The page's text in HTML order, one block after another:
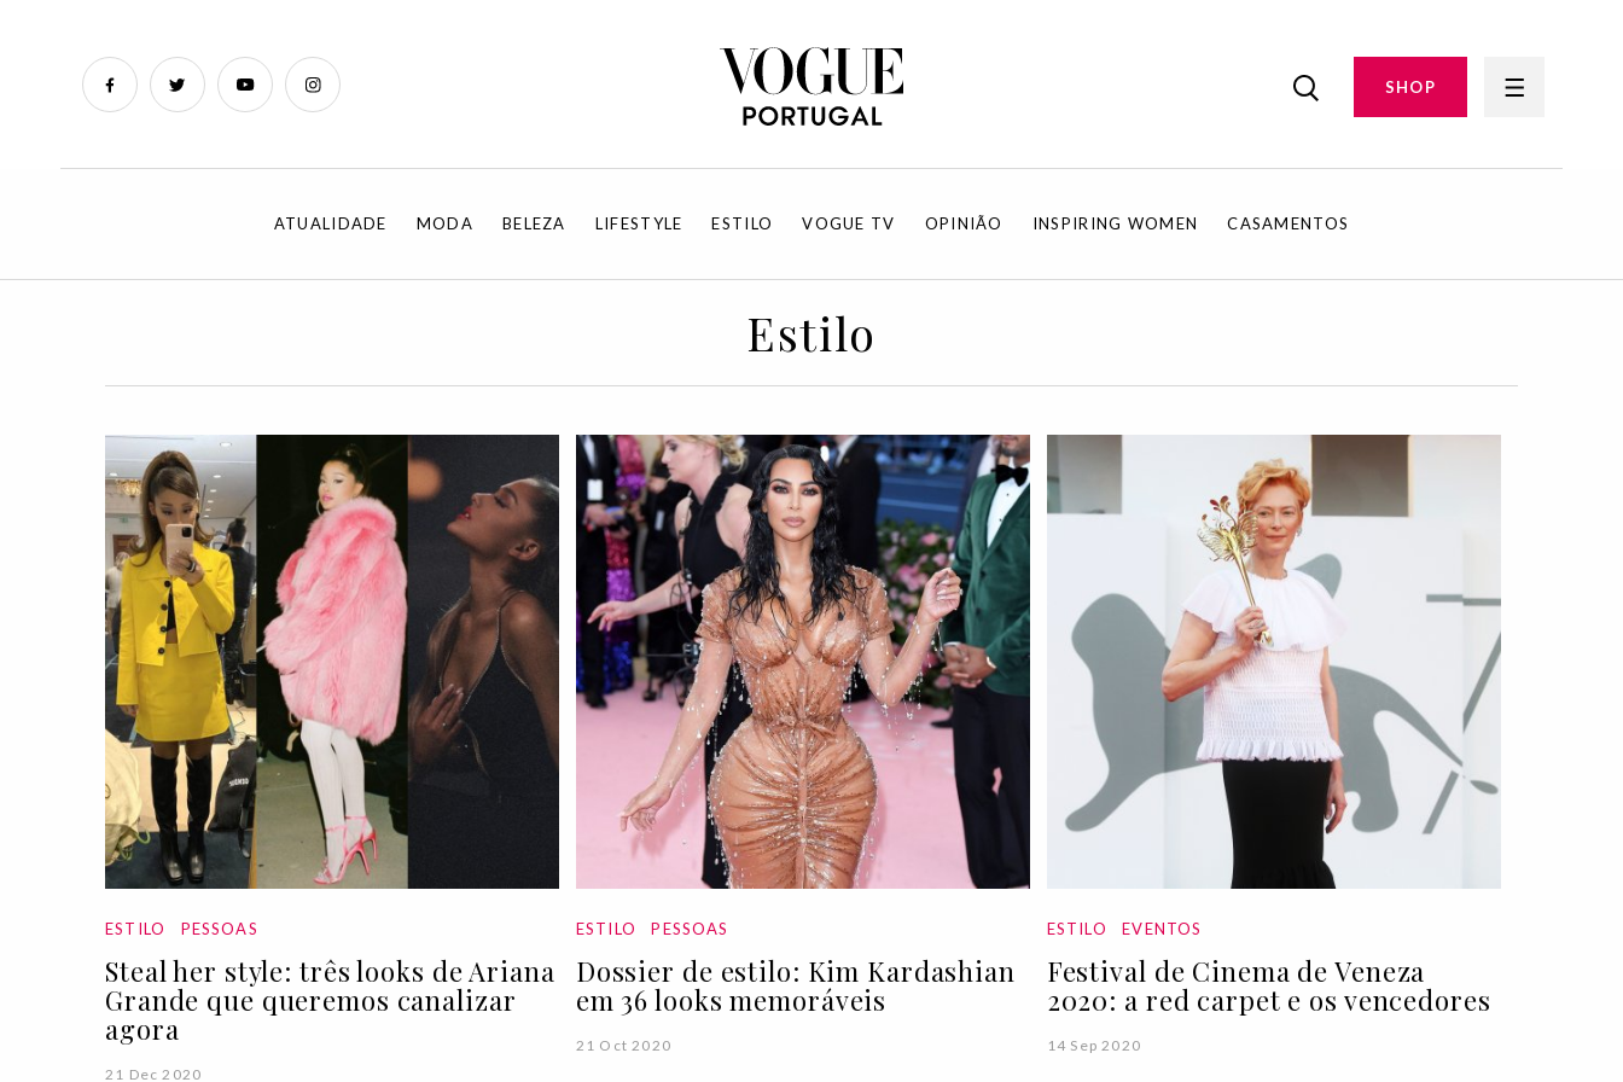
SHOP
ATUALIDADE MODA BELEZA LIFESTYLE ESTILO VOGUE TV OPINIÃO INSPIRING WOMEN CASAMENTOS
Estilo
ESTILO PESSOAS
Steal her style: três looks de Ariana
Grande que queremos canalizar
agora
21 Dec 2020
ESTILO PESSOAS
Dossier de estilo: Kim Kardashian
em 36 looks memoráveis
21 Oct 2020
ESTILO EVENTOS
Festival de Cinema de Veneza
2020: a red carpet e os vencedores
14 Sep 2020